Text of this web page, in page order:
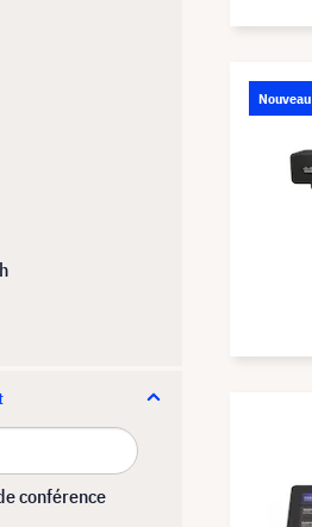
conférence
Nouveau